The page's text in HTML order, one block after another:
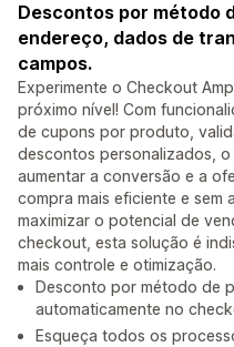
Descontos por método
endereço, dados de
campos.
Experimente o Checkout
próximo nível! Com
de cupons por produto,
descontos personalizados,
aumentar a conversão e a
compra mais eficiente e sem
maximizar o potencial de
checkout, esta solução é
mais controle e otimização.
Desconto por método de
automaticamente no
Esqueça todos os